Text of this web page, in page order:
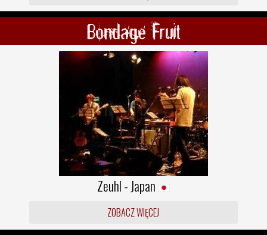
Bondage Fruit
Zeuhl - Japan
ZOBACZ WIĘCEJ